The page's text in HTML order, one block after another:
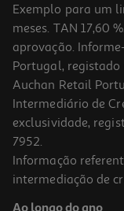
Rato Lenovo 300
Exemplo para um
meses. TAN 17,60
aprovação.
Portugal, registado
Auchan Retail
Intermediário de
exclusividade,
7952.
Informação
intermediação de
Ao longo do ano